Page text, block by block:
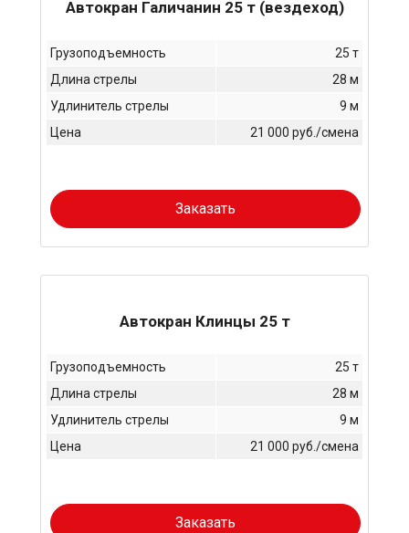
Автокран Галичанин 25 т (вездеход)
Грузоподъемность
25 т
Длина стрелы
28 м
Удлинитель стрелы
9 м
Цена
21 000 руб./смена
Заказать
Автокран Клинцы 25 т
Грузоподъемность
25 т
Длина стрелы
28 м
Удлинитель стрелы
9 м
Цена
21 000 руб./смена
Заказать